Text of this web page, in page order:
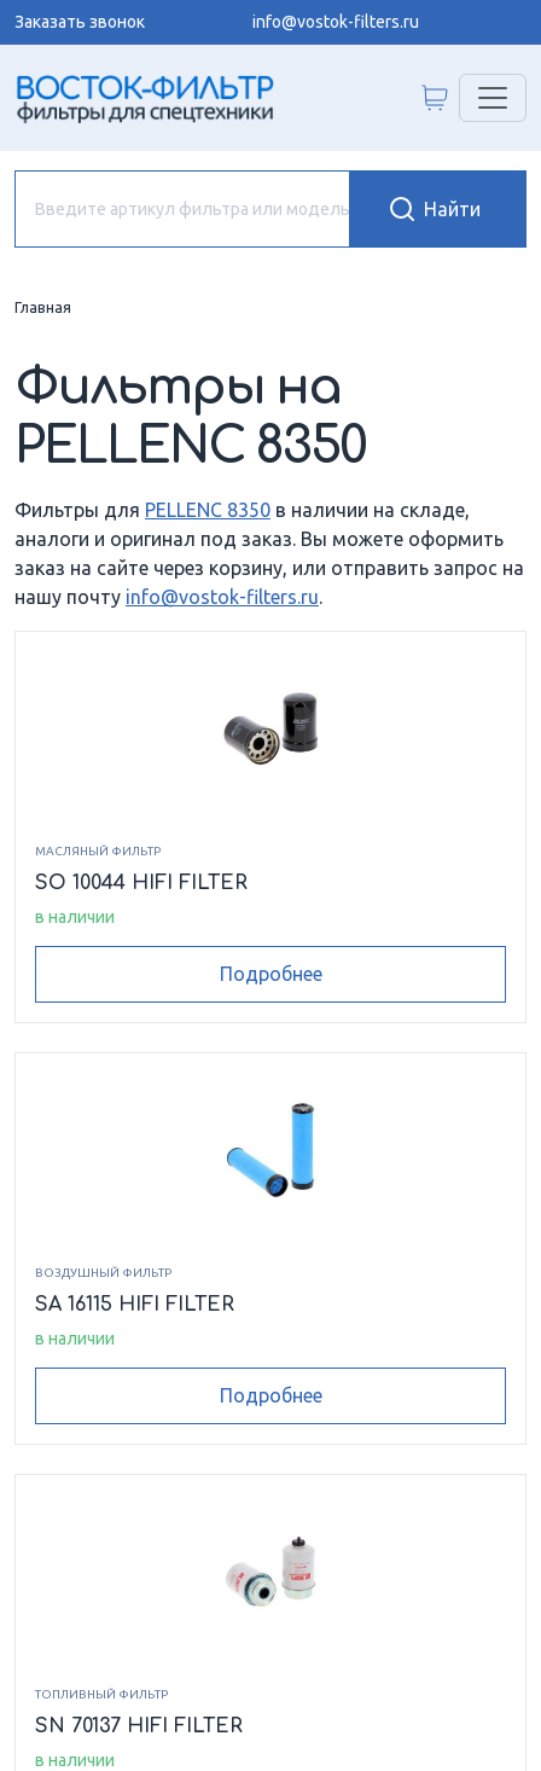
Заказать звонок info@vostok-filters.ru
Главная
Фильтры на
PELLENC 8350
Фильтры для PELLENC 8350 в наличии на складе,
аналоги и оригинал под заказ. Вы можете оформить
заказ на сайте через корзину, или отправить запрос на
нашу почту info@vostok-filters.ru.
МАСЛЯНЫЙ ФИЛЬТР
SO 10044 HIFI FILTER
в наличии
Подробнее
ВОЗДУШНЫЙ ФИЛЬТР
SA 16115 HIFI FILTER
в наличии
Подробнее
ТОПЛИВНЫЙ ФИЛЬТР
SN 70137 HIFI FILTER
в наличии